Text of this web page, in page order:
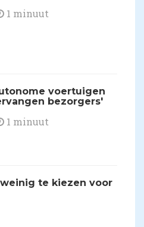
1 minuut
voertuigen
bezorgers'
1 minuut
te kiezen voor